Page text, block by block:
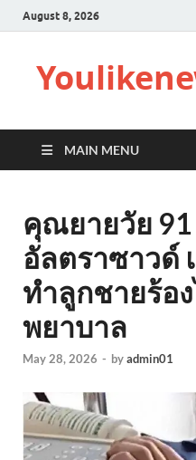
August 8, 2026
MAIN MENU
คุณยายวัย
อัลตราซาวด์
ทำลูกชายร้อ
พยาบาล
May 28, 2026 - byadmin01